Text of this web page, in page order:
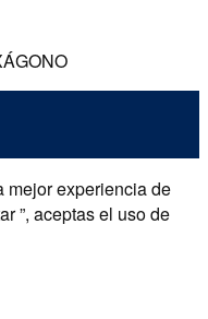
mejor experiencia de
”, aceptas el uso de